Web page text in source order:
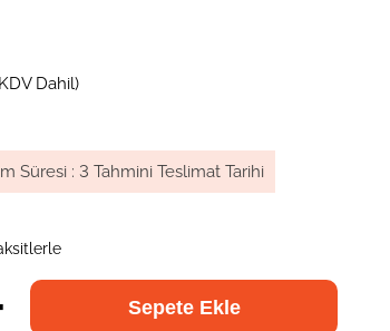
Dahil)
Süresi : 3 Tahmini Teslimat Tarihi